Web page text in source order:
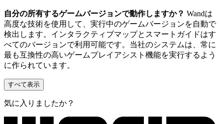
自分の所有するゲームバージョンで動作しますか？ Wandは
高度な技術を使用して、実行中のゲームバージョンを自動で
検出します。インタラクティブマップとスマートガイドはす
べてのバージョンで利用可能です。当社のシステムは、常に
最も互換性の高いゲームプレイアシスト機能を実行するよう
に作られています。
すべて表示
気に入りましたか？